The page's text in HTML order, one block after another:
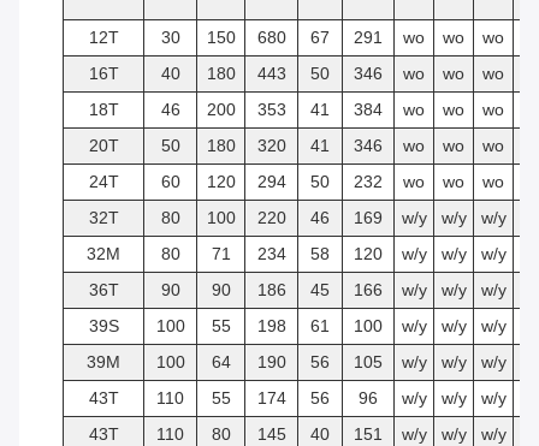
12T
30 150 680 67 291 wo wo wo
16T
40 180 443 50 346 wo wo wo
18T
46 200 353 41 384 wo wo wo
20T
50 180 320 41 346 wo wo wo
24T
60 120 294 50 232 wo wo wo
32T
80 100 220 46 169 w/y w/y w/y
32M
80 71 234 58 120 w/y w/y w/y
36T
90 90 186 45 166 w/y w/y w/y
39S
100 55 198 61 100 w/y w/y w/y
39M
100 64 190 56 105 w/y w/y w/y
43T
110 55 174 56 96 w/y w/y w/y
43T
110 80 145 40 151 w/y w/y w/y